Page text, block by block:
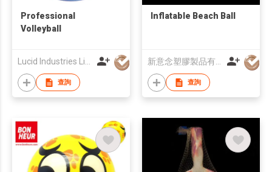
Professional
Volleyball
Lucid Industries Limited
查詢
Inflatable Beach Ball
新意念塑膠製品有限公司
查詢